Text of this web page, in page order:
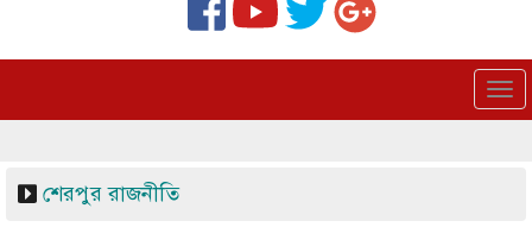
শেরপুর রাজনীতি